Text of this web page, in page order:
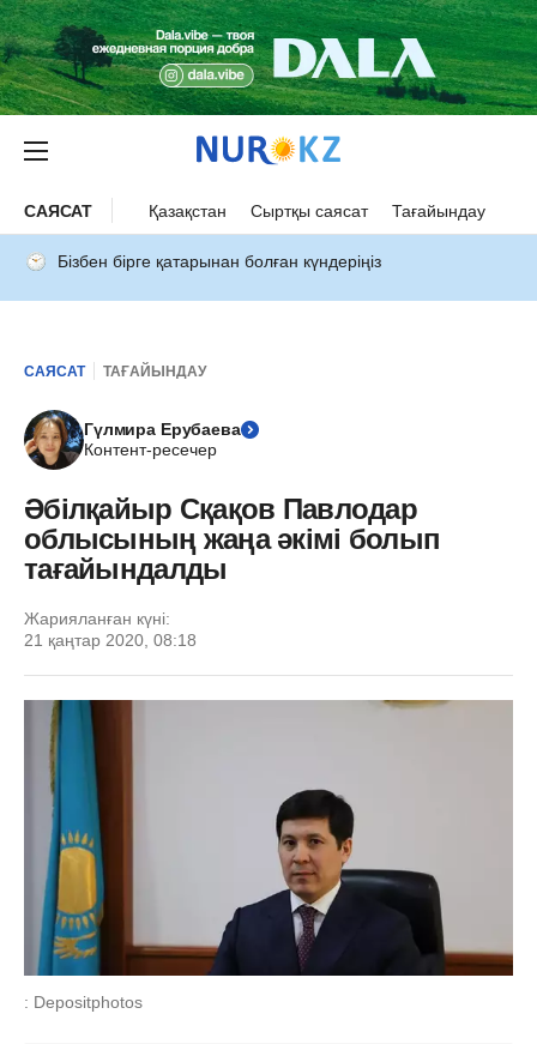
САЯСАТ Қазақстан Сыртқы саясат Тағайындау
Бізбен бірге қатарынан болған күндеріңіз
САЯСАТ ТАҒАЙЫНДАУ
Гүлмира Ерубаева
Контент-ресечер
Әбілқайыр Сқақов Павлодар
облысының жаңа әкімі болып
тағайындалды
Жарияланған күні:
21 қаңтар 2020, 08:18
: Depositphotos